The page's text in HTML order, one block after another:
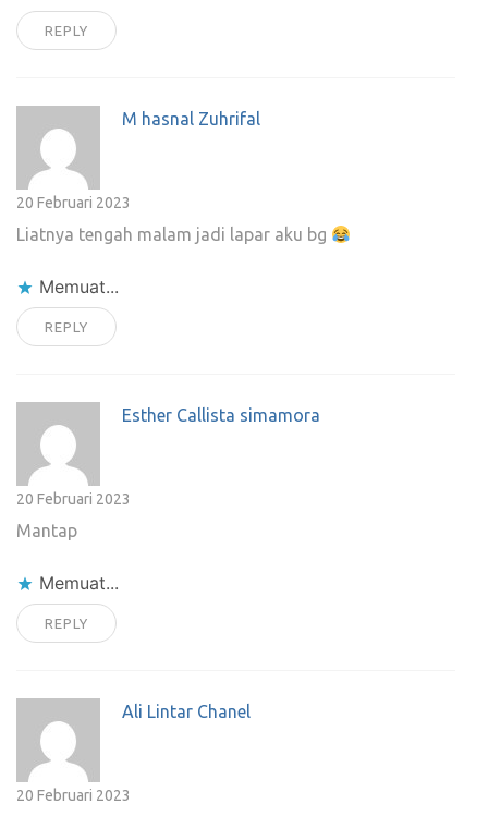
REPLY
M hasnal Zuhrifal
20 Februari 2023
Liatnya tengah malam jadi lapar aku bg
Memuat...
REPLY
Esther Callista simamora
20 Februari 2023
Mantap
Memuat...
REPLY
Ali Lintar Chanel
20 Februari 2023